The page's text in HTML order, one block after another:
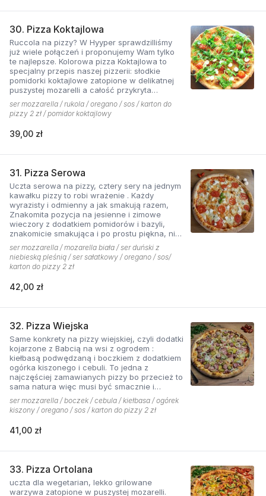
30. Pizza Koktajlowa
Ruccola na pizzy? W Hyyper sprawdzilliśmy
już wiele połączeń i proponujemy Wam tylko
te najlepsze. Kolorowa pizza Koktajlowa to
specjalny przepis naszej pizzerii: słodkie
pomidorki koktajlowe zatopione w delikatnej
puszystej mozarelli a całość przykryta
ostrawą w smaku sałatą! To bardzo włoska w
smaku i wyglądzie pizza.
ser mozzarella / rukola / oregano / sos / karton do
pizzy 2 zł / pomidor koktajlowy
39,00 zł
31. Pizza Serowa
Uczta serowa na pizzy, cztery sery na jednym
kawałku pizzy to robi wrażenie . Każdy
wyrazisty i odmienny a jak smakują razem,
Znakomita pozycja na jesienne i zimowe
wieczory z dodatkiem pomidorów i bazyli,
znakomicie smakująca i po prostu piękna, nie
sposób się oprzeć pokusie .
ser mozzarella / mozarella biała / ser duński z
niebieską pleśnią / ser sałatkowy / oregano / sos/
karton do pizzy 2 zł
42,00 zł
32. Pizza Wiejska
Same konkrety na pizzy wiejskiej, czyli dodatki
kojarzone z Babcią na wsi z ogrodem :
kiełbasą podwędzaną i boczkiem z dodatkiem
ogórka kiszonego i cebuli. To jedna z
najczęściej zamawianych pizzy bo przecież to
sama natura więc musi być smacznie i
naturalne . Najlepsza jest z sosem ostrym
pomidorowym!
ser mozzarella / boczek / cebula / kiełbasa / ogórek
kiszony / oregano / sos / karton do pizzy 2 zł
41,00 zł
33. Pizza Ortolana
uczta dla wegetarian, lekko grilowane
warzywa zatopione w puszystej mozarelli.